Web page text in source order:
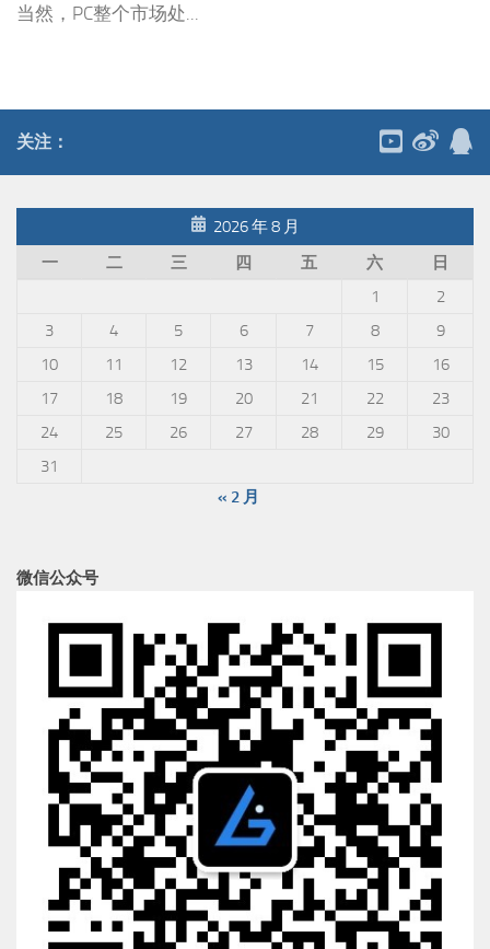
当然，PC整个市场处...
关注：
2026 年 8 月
一
二 三 四 五 六
日
1
2
3
4 5 6 7 8
9
10
11 12 13 14 15
16
17
18 19 20 21 22
23
24
25 26 27 28 29
30
31
« 2 月
微信公众号